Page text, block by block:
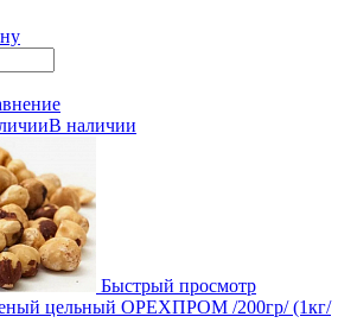
В наличии
Быстрый просмотр
цельный ОРЕХПРОМ /200гр/ (1кг/